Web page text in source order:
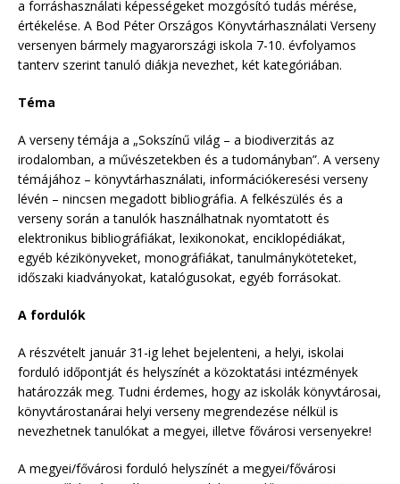
a forráshasználati képességeket mozgósító tudás mérése,
értékelése. A Bod Péter Országos Könyvtárhasználati Verseny
versenyen bármely magyarországi iskola 7-10. évfolyamos
tanterv szerint tanuló diákja nevezhet, két kategóriában.
Téma
A verseny témája a „Sokszínű világ – a biodiverzitás az
irodalomban, a művészetekben és a tudományban”. A verseny
témájához – könyvtárhasználati, információkeresési verseny
lévén – nincsen megadott bibliográfia. A felkészülés és a
verseny során a tanulók használhatnak nyomtatott és
elektronikus bibliográfiákat, lexikonokat, enciklopédiákat,
egyéb kézikönyveket, monográfiákat, tanulmányköteteket,
időszaki kiadványokat, katalógusokat, egyéb forrásokat.
A fordulók
A részvételt január 31-ig lehet bejelenteni, a helyi, iskolai
forduló időpontját és helyszínét a közoktatási intézmények
határozzák meg. Tudni érdemes, hogy az iskolák könyvtárosai,
könyvtárostanárai helyi verseny megrendezése nélkül is
nevezhetnek tanulókat a megyei, illetve fővárosi versenyekre!
A megyei/fővárosi forduló helyszínét a megyei/fővárosi